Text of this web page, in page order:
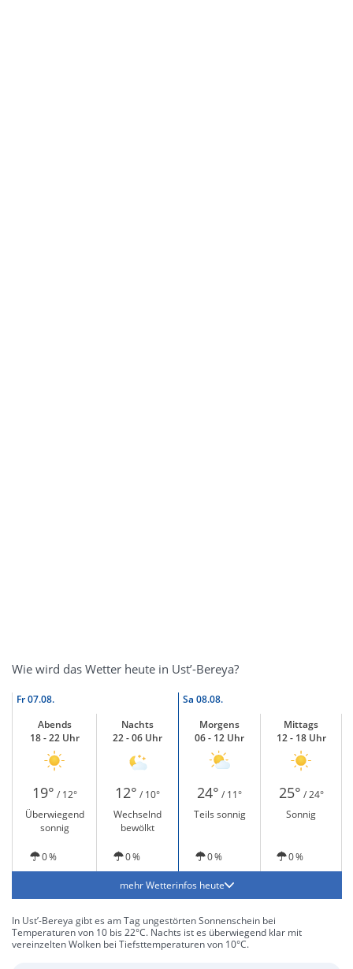
Wie wird das Wetter heute in Ust’-Bereya?
Fr07.08. Sa 08.08.
Abends
18 - 22 Uhr
Nachts
22 - 06 Uhr
Morgens
06 - 12 Uhr
Mittags
12 - 18 Uhr
19° / 12° 12° / 10° 24° / 11° 25° / 24°
Überwiegend
sonnig
Wechselnd
bewölkt
Teils sonnig Sonnig
0 % 0 % 0 % 0 %
mehr Wetterinfos heute
In Ust’-Bereya gibt es am Tag ungestörten Sonnenschein bei
Temperaturen von 10 bis 22°C. Nachts ist es überwiegend klar mit
vereinzelten Wolken bei Tiefsttemperaturen von 10°C.